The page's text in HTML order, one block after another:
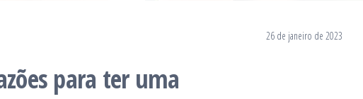
26 de janeiro de 2023
para ter uma